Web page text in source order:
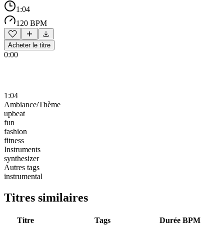
1:04
120 BPM
Acheter le titre
0:00
1:04
Ambiance/Thème
upbeat
fun
fashion
fitness
Instruments
synthesizer
Autres tags
instrumental
Titres similaires
Titre Tags Durée BPM